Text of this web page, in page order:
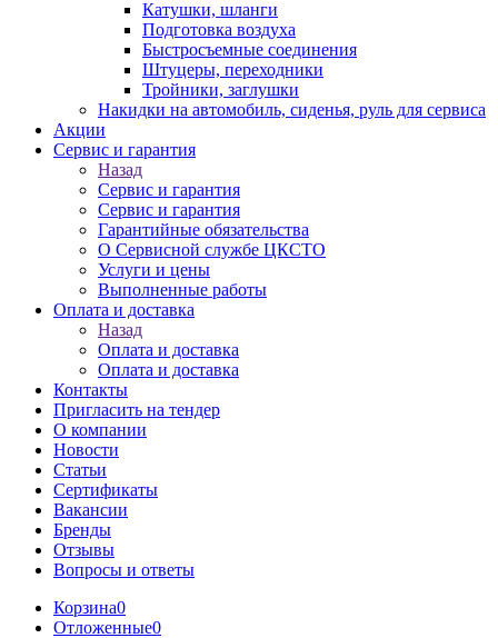
Катушки, шланги
Подготовка воздуха
Быстросъемные соединения
Штуцеры, переходники
Тройники, заглушки
Накидки на автомобиль, сиденья, руль для сервиса
Акции
Сервис и гарантия
Назад
Сервис и гарантия
Сервис и гарантия
Гарантийные обязательства
О Сервисной службе ЦКСТО
Услуги и цены
Выполненные работы
Оплата и доставка
Назад
Оплата и доставка
Оплата и доставка
Контакты
Пригласить на тендер
О компании
Новости
Статьи
Сертификаты
Вакансии
Бренды
Отзывы
Вопросы и ответы
Корзина0
Отложенные0